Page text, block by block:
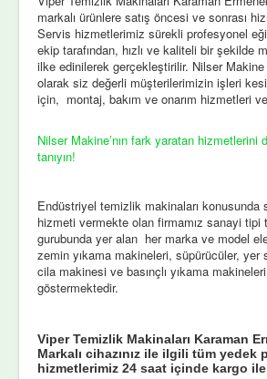
markalı ürünlere satış öncesi ve sonrası
Servis hizmetlerimiz sürekli profesyonel
ekip tarafından, hızlı ve kaliteli bir şekilde
ilke edinilerek gerçekleştirilir. Nilser
olarak siz değerli müşterilerimizin işleri
için, montaj, bakım ve onarım hizmetleri
Nilser Makine’nın fark yaratan hizmetlerini
tanıyın!
Endüstriyel temizlik makinaları konusunda
hizmeti vermekte olan firmamız sanayi
gurubunda yer alan her marka ve model
zemin yıkama makineleri, süpürücüler, yer
cila makinesi ve basınçlı yıkama
göstermektedir.
Viper Temizlik Makinaları Karaman
Markalı cihazınız ile ilgili tüm yedek
hizmetlerimiz 24 saat içinde kargo